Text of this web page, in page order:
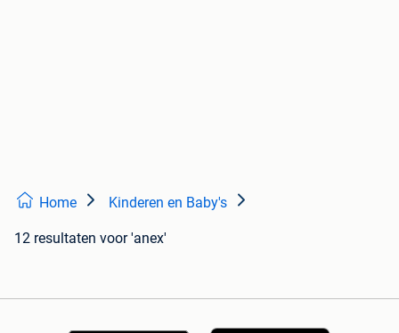
Home Kinderen en Baby's
12 resultaten voor 'anex'